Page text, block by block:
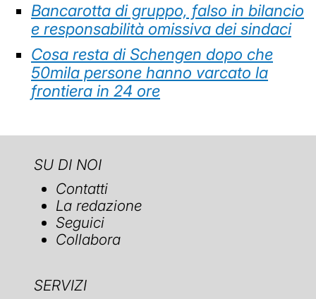
Bancarotta di gruppo, falso in bilancio
e responsabilità omissiva dei sindaci
Cosa resta di Schengen dopo che
50mila persone hanno varcato la
frontiera in 24 ore
SU DI NOI
Contatti
La redazione
Seguici
Collabora
SERVIZI